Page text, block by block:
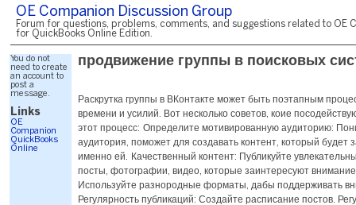
OE Companion Discussion Group
Forum for questions, problems, comments, and suggestions related to OE
for QuickBooks Online Edition.
You do not
need to create
an account to
post a
message.
Links
OE
Companion
QuickBooks
Online
продвижение группы в поисковых
Раскрутка группы в ВКонтакте может быть поэтапным
времени и усилий. Вот несколько советов, коие
этот процесс: Определите мотивированную аудиторию:
аудитория, поможет для создавать контент, который будет
именно ей. Качественный контент: Публикуйте
посты, фотографии, видео, которые заинтересуют
Используйте разнородные форматы, дабы поддерживать
Регулярность публикаций: Создайте расписание постов.